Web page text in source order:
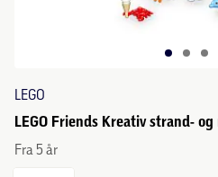
LEGO
LEGO Friends Kreativ strand-
Fra 5 år